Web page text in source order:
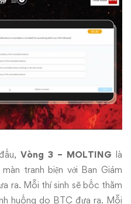
Vòng 3 – MOLTINGlà
tranh biện với Ban Giám
ra. Mỗi thí sinh sẽ bốc thăm
huống do BTC đưa ra. Mỗi